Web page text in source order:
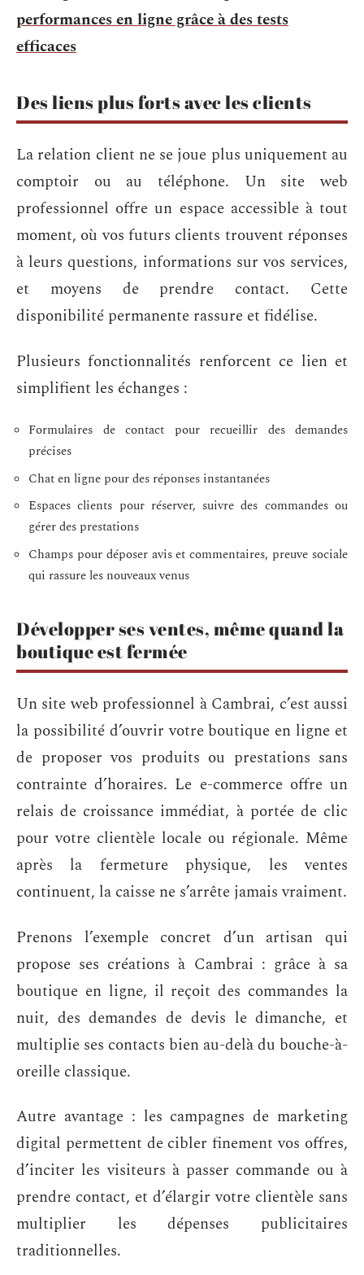
performances en ligne grâce à des tests
efficaces
Des liens plus forts avec les clients
La relation client ne se joue plus uniquement au
comptoir ou au téléphone. Un site web
professionnel offre un espace accessible à tout
moment, où vos futurs clients trouvent réponses
à leurs questions, informations sur vos services,
et moyens de prendre contact. Cette
disponibilité permanente rassure et fidélise.
Plusieurs fonctionnalités renforcent ce lien et
simplifient les échanges :
Formulaires de contact pour recueillir des demandes
précises
Chat en ligne pour des réponses instantanées
Espaces clients pour réserver, suivre des commandes ou
gérer des prestations
Champs pour déposer avis et commentaires, preuve sociale
qui rassure les nouveaux venus
Développer ses ventes, même quand la
boutique est fermée
Un site web professionnel à Cambrai, c’est aussi
la possibilité d’ouvrir votre boutique en ligne et
de proposer vos produits ou prestations sans
contrainte d’horaires. Le e-commerce offre un
relais de croissance immédiat, à portée de clic
pour votre clientèle locale ou régionale. Même
après la fermeture physique, les ventes
continuent, la caisse ne s’arrête jamais vraiment.
Prenons l’exemple concret d’un artisan qui
propose ses créations à Cambrai : grâce à sa
boutique en ligne, il reçoit des commandes la
nuit, des demandes de devis le dimanche, et
multiplie ses contacts bien au-delà du bouche-à-
oreille classique.
Autre avantage : les campagnes de marketing
digital permettent de cibler finement vos offres,
d’inciter les visiteurs à passer commande ou à
prendre contact, et d’élargir votre clientèle sans
multiplier les dépenses publicitaires
traditionnelles.